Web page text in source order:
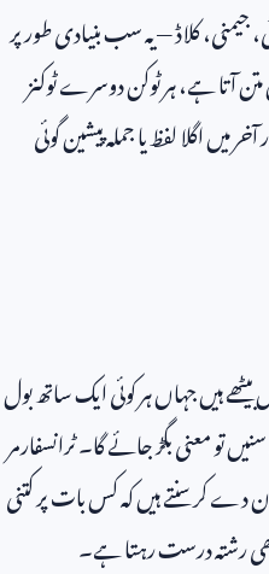
کلاڈ — یہ سب بنیادی طور پر
آتا ہے، ہر ٹوکن دوسرے ٹوکنز
اگلا لفظ یا جملہ پیشین گوئی
ہیں جہاں ہر کوئی ایک ساتھ بول
معنی بگڑ جائے گا۔ ٹرانسفارمر
دے کر سنتے ہیں کہ کس بات پر کتنی
بھی رشتہ درست رہتا ہے۔